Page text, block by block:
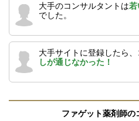
大手のコンサルタントは若
でした。
大手サイトに登録したら
しが通じなかった！
ファゲット薬剤師の